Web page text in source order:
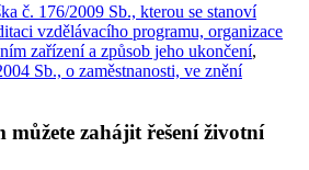
č. 176/2009 Sb., kterou se stanoví
vzdělávacího programu, organizace
zařízení a způsob jeho ukončení,
Sb., o zaměstnanosti, ve znění
můžete zahájit řešení životní